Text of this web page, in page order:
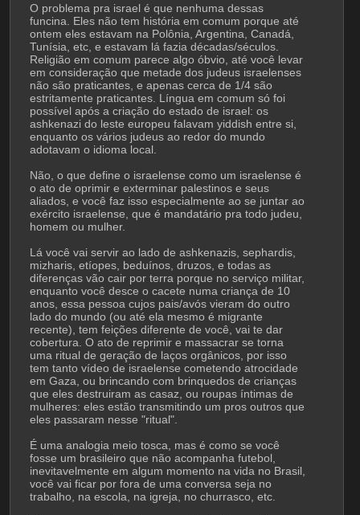
O problema pra israel é que nenhuma dessas
funcina. Eles não tem história em comum porque até
ontem eles estavam na Polônia, Argentina, Canadá,
Tunísia, etc, e estavam lá fazia décadas/séculos.
Religião em comum parece algo óbvio, até você levar
em consideração que metade dos judeus israelenses
não são praticantes, e apenas cerca de 1/4 são
estritamente praticantes. Língua em comum só foi
possível após a criação do estado de israel: os
ashkenazi do leste europeu falavam yiddish entre si,
enquanto os vários judeus ao redor do mundo
adotavam o idioma local.
Não, o que define o israelense como um israelense é
o ato de oprimir e exterminar palestinos e seus
aliados, e você faz isso especialmente ao se juntar ao
exército israelense, que é mandatário pra todo judeu,
homem ou mulher.
Lá você vai servir ao lado de ashkenazis, sephardis,
mizharis, etíopes, beduínos, druzos, e todas as
diferenças vão cair por terra porque no serviço militar,
enquanto você desce o cacete numa criança de 10
anos, essa pessoa cujos pais/avós vieram do outro
lado do mundo (ou até ela mesmo é migrante
recente), tem feições diferente de você, vai te dar
cobertura. O ato de reprimir e massacrar se torna
uma ritual de geração de laços orgânicos, por isso
tem tanto vídeo de israelense cometendo atrocidade
em Gaza, ou brincando com brinquedos de crianças
que eles destruiram as casaz, ou roupas íntimas de
mulheres: eles estão transmitindo um pros outros que
eles passaram nesse "ritual".
É uma analogia meio tosca, mas é como se você
fosse um brasileiro que não acompanha futebol,
inevitavelmente em algum momento na vida no Brasil,
você vai ficar por fora de uma conversa seja no
trabalho, na escola, na igreja, no churrasco, etc.